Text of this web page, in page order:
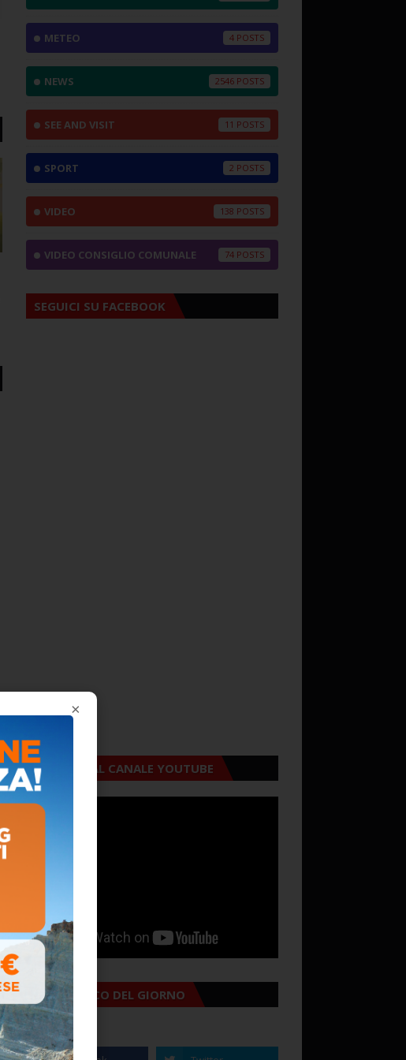
×
METEO 4
NEWS 2546
SEE AND VISIT 11
SPORT 2
VIDEO 138
VIDEO CONSIGLIO COMUNALE 74
SEGUICI SU FACEBOOK
ISCRIVITI AL CANALE YOUTUBE
ALMANACCO DEL GIORNO